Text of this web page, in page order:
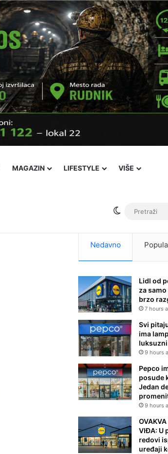
MAGAZIN LIFESTYLE VIŠE
Switch skin
Nedavno
Lidl od
za samo
brzo
7 hours
Svi
ima
9 hours
Pepco
posude
Jedan
9 hours
OVAKVA
VIĐA: U
redovi
uređaji